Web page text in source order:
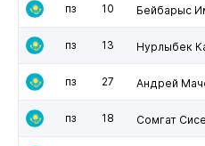
пз 10 Бейбарыс
пз 13 Нурлыбек
пз 27 Андрей
пз 18 Сомгат